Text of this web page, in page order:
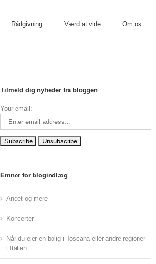
Rådgivning Værd at vide Om os
Tilmeld dig nyheder fra bloggen
Your email:
Emner for blogindlæg
Andet og mere
Koncerter
Når du ejer en bolig i Toscana eller andre regioner
i Italien